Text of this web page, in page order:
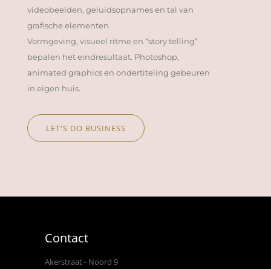
videobeelden, geluidsopnames en tal van
grafische elementen.
Vormgeving, visueel ritme en “story telling”
bepalen het eindresultaat. Photoshop,
animated graphics en ondertiteling gebeuren
in eigen huis.
LET'S DO BUSINESS
Contact
Akerstraat - Noord 9